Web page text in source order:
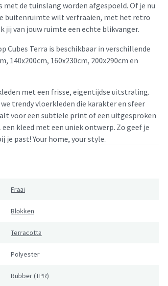
de tuinslang worden afgespoeld. Of je nu
buitenruimte wilt verfraaien, met het retro
jij van jouw ruimte een echte blikvanger.
Cubes Terra is beschikbaar in verschillende
140x200cm, 160x230cm, 200x290cm en
met een frisse, eigentijdse uitstraling.
trendy vloerkleden die karakter en sfeer
voor een subtiele print of een uitgesproken
kleed met een uniek ontwerp. Zo geef je
je past! Your home, your style.
Fraai
Blokken
Terracotta
Polyester
Rubber (TPR)